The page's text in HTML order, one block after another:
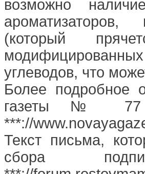
возможно
ароматизаторов,
(который
углеводов, что
Более подробное
газеты № 77
***://
Текст письма,
сбора